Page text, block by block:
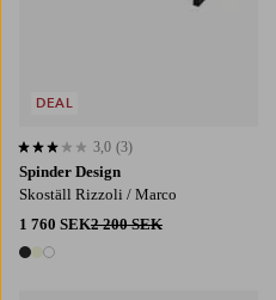
Spinder Design
Skoställ Rizzoli / Marco
1 760 SEK2 200 SEK
3 färger
3,0 baserat på 3 st betyg
3,0 (3)
DEAL